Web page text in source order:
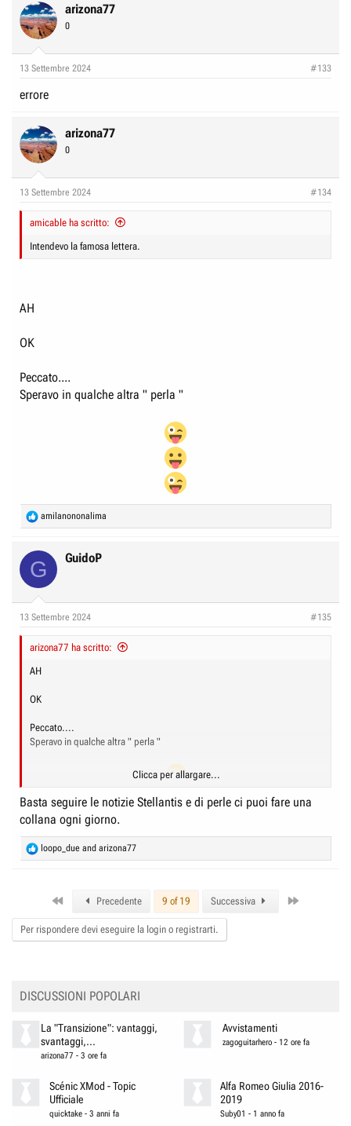
c
t
i
s
arizona77
0
13 Settembre 2024 #133
errore
arizona77
0
13 Settembre 2024 #134
amicable ha scritto:
Intendevo la famosa lettera.
AH
OK
Peccato....
Speravo in qualche altra " perla "
R
e
t
s
amilanononalima
G GuidoP
13 Settembre 2024 #135
arizona77 ha scritto:
AH
OK
Peccato....
Speravo in qualche altra " perla "
Clicca per allargare...
Basta seguire le notizie Stellantis e di perle ci puoi fare una
collana ogni giorno.
R
e
o
n
loopo_due and arizona77
Precedente 9 of 19 Successiva
Per rispondere devi eseguire la login o registrarti.
DISCUSSIONI POPOLARI
La "Transizione": vantaggi,
svantaggi,...
arizona77 - 3 ore fa
Avvistamenti
zagoguitarhero - 12 ore fa
Scénic XMod - Topic
Ufficiale
quicktake -3 anni fa
Alfa Romeo Giulia 2016-
2019
Suby01 - 1 anno fa